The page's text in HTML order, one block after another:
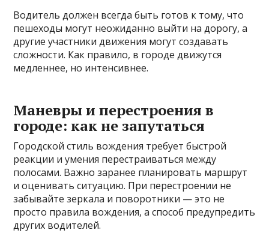
Водитель должен всегда быть готов к тому, что
пешеходы могут неожиданно выйти на дорогу, а
другие участники движения могут создавать
сложности. Как правило, в городе движутся
медленнее, но интенсивнее.
Маневры и перестроения в
городе: как не запутаться
Городской стиль вождения требует быстрой
реакции и умения перестраиваться между
полосами. Важно заранее планировать маршрут
и оценивать ситуацию. При перестроении не
забывайте зеркала и поворотники — это не
просто правила вождения, а способ предупредить
других водителей.